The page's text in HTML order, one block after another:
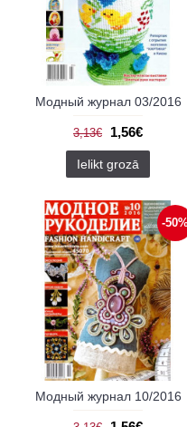
Модный журнал 03/2016
3,13€ 1,56€
Ielikt grozā
-
Модный журнал 10/2016